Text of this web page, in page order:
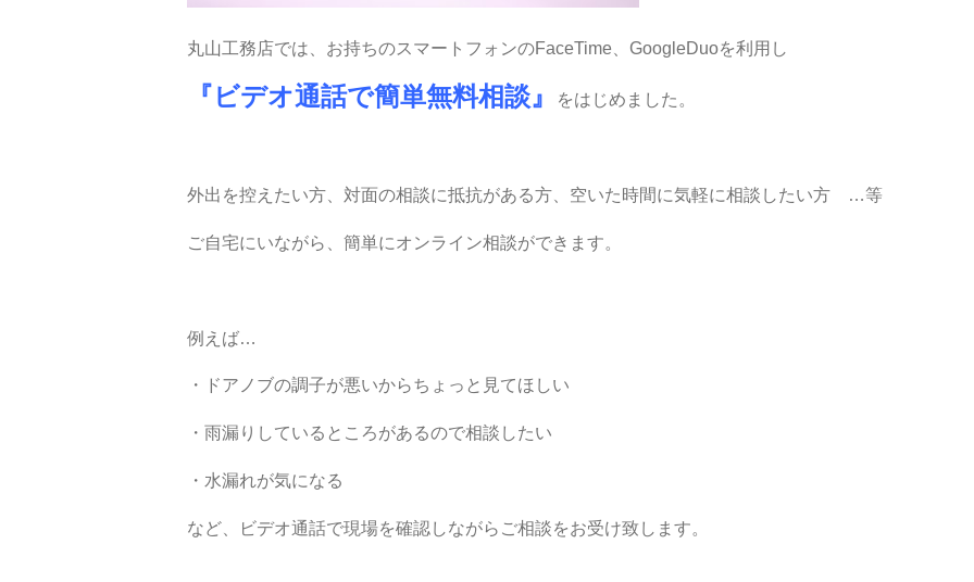
丸山工務店では、お持ちのスマートフォンのFaceTime、GoogleDuoを利用し
『ビデオ通話で簡単無料相談』 をはじめました。
外出を控えたい方、対面の相談に抵抗がある方、空いた時間に気軽に相談したい方 …等
ご自宅にいながら、簡単にオンライン相談ができます。
例えば…
・ドアノブの調子が悪いからちょっと見てほしい
・雨漏りしているところがあるので相談したい
・水漏れが気になる
など、ビデオ通話で現場を確認しながらご相談をお受け致します。